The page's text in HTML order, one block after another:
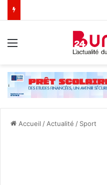
Accueil / Actualité / Sport